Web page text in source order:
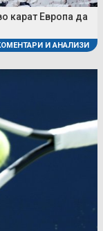
карат Европа да
И АНАЛИЗИ